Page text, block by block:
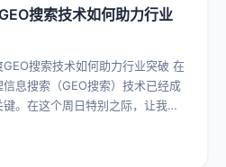
搜索技术如何助力行业
搜索技术如何助力行业突破 在
息搜索（GEO搜索）技术已经成
。在这个周日特别之际，让我们